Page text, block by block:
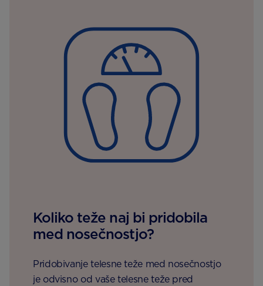
Koliko teže naj bi pridobila
med nosečnostjo?
Pridobivanje telesne teže med nosečnostjo
je odvisno od vaše telesne teže pred